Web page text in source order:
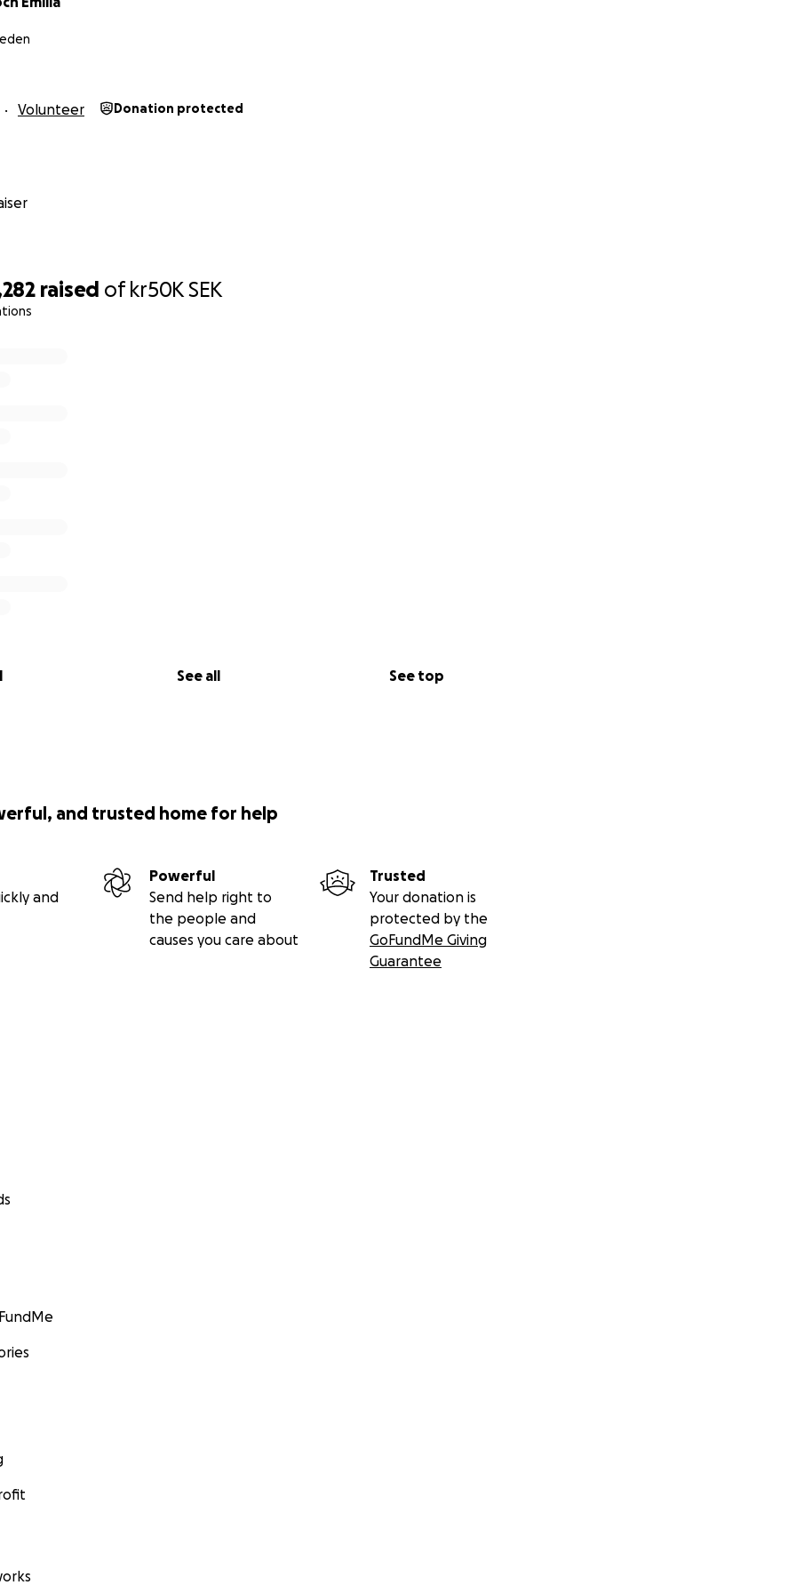
raised of kr50KSEK
See all See top
Volunteer Donation protected
and trusted home for help
and
Powerful
Send help right to
the people and
causes you care about
Trusted
Your donation is
protected by the
GoFundMe Giving
Guarantee